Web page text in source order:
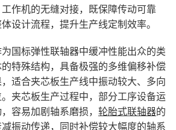
作机的无缝对接，既保障传动可靠
设计流程，提升生产线定制效率。
国标弹性联轴器中缓冲性能出众的类
特殊结构，具备极强的多维偏移补偿
适合夹芯板生产线中振动较大、多向
夹芯板生产过程中，部分工序设备运
容易加剧轴系磨损， 轮胎式联轴器的
振动传递，同时补偿较大幅度的轴系